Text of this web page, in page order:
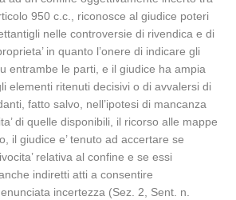
950 c.c., riconosce al giudice poteri
nelle controversie di rivendica e di
in quanto l’onere di indicare gli
entrambe le parti, e il giudice ha ampia
elementi ritenuti decisivi o di avvalersi di
fatto salvo, nell’ipotesi di mancanza
di quelle disponibili, il ricorso alle mappe
il giudice e’ tenuto ad accertare se
relativa al confine e se essi
indiretti atti a consentire
incertezza (Sez. 2, Sent. n.